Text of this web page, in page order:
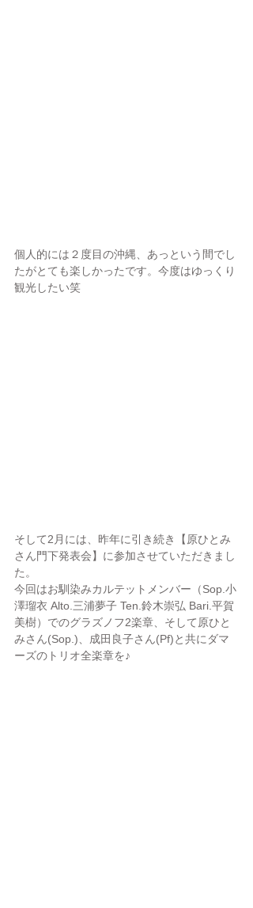
個人的には２度目の沖縄、あっという間でし
たがとても楽しかったです。今度はゆっくり
観光したい笑
そして2月には、昨年に引き続き【原ひとみ
さん門下発表会】に参加させていただきまし
た。
今回はお馴染みカルテットメンバー（Sop.小
澤瑠衣 Alto.三浦夢子 Ten.鈴木崇弘 Bari.平賀
美樹）でのグラズノフ2楽章、そして原ひと
みさん(Sop.)、成田良子さん(Pf)と共にダマ
ーズのトリオ全楽章を♪